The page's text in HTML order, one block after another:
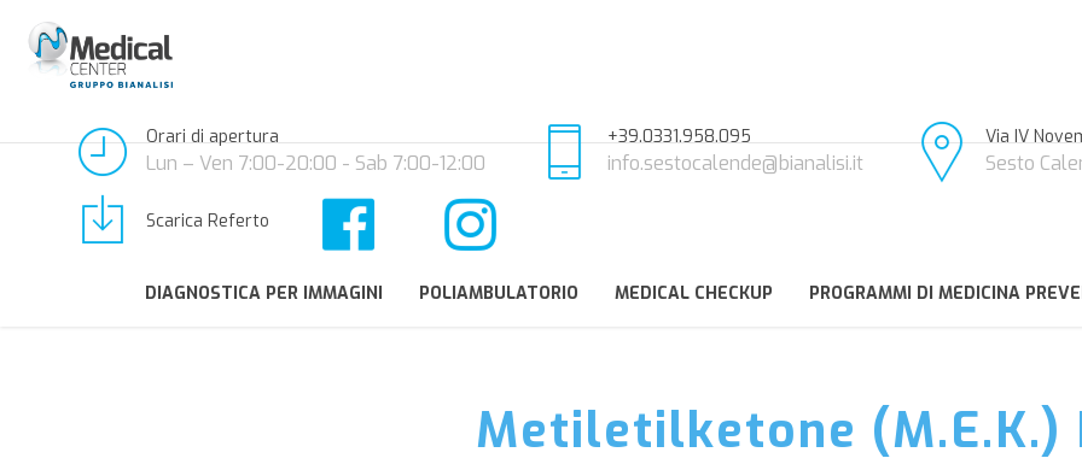
Orari di apertura
Lun – Ven 7:00-20:00 - Sab 7:00-12:00
+39.0331.958.095
info.sestocalende@bianalisi.it
Via IV
Sesto
Scarica Referto
DIAGNOSTICA PER IMMAGINI POLIAMBULATORIO MEDICAL CHECKUP PROGRAMMI DI MEDICINA
Metiletilketone (M.E.K.)